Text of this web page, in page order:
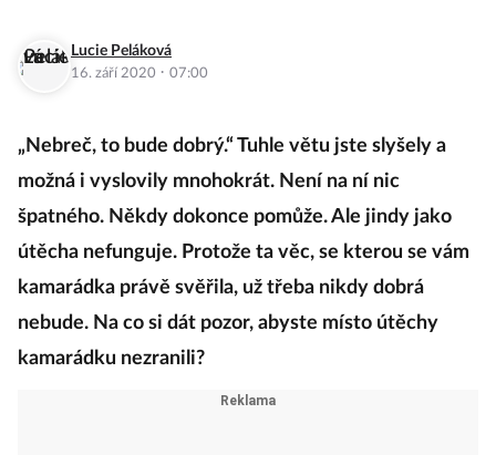
Lucie Peláková
16. září 2020 · 07:00
„Nebreč, to bude dobrý.“ Tuhle větu jste slyšely a
možná i vyslovily mnohokrát. Není na ní nic
špatného. Někdy dokonce pomůže. Ale jindy jako
útěcha nefunguje. Protože ta věc, se kterou se vám
kamarádka právě svěřila, už třeba nikdy dobrá
nebude. Na co si dát pozor, abyste místo útěchy
kamarádku nezranili?